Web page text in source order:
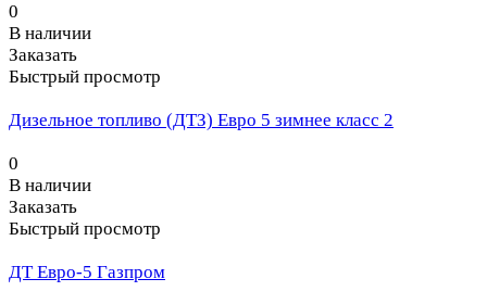
0
В наличии
Заказать
Быстрый просмотр
Дизельное топливо (ДТЗ) Евро 5 зимнее класс 2
0
В наличии
Заказать
Быстрый просмотр
ДТ Евро-5 Газпром